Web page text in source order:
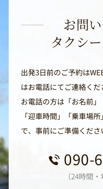
お問
タクシ
出発3日前のご予約は
はお電話にてご連絡くだ
お電話の方は「お名前」
「迎車時間」「乗車場
で、事前にご準備くださ
090-
（24時間